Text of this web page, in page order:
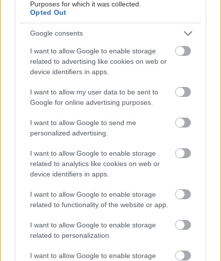
Purposes for which it was collected.
Opted Out
Google consents
I want to allow Google to enable storage
related to advertising like cookies on web or
device identifiers in apps.
I want to allow my user data to be sent to
Google for online advertising purposes.
I want to allow Google to send me
personalized advertising.
I want to allow Google to enable storage
related to analytics like cookies on web or
device identifiers in apps.
I want to allow Google to enable storage
related to functionality of the website or app.
I want to allow Google to enable storage
related to personalization.
I want to allow Google to enable storage
veľkonočný stôl
Prezidentka vetovala
novelu o jednoduchšom
skrýva krásnu modernú
domáci získať priestor
navyše
Sebestačný plávajúci dom
poteší úspornými
milovníkov pekných
interiérov